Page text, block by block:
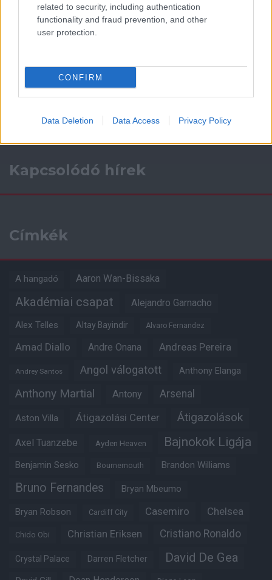
related to security, including authentication
functionality and fraud prevention, and other
user protection.
CONFIRM
Data Deletion Data Access Privacy Policy
Támogatás
Támogasd adományoddal
a ManUtdFanatics.hu működését!
Kapcsolódó hírek
Címkék
A hangadó Aaron Wan-Bissaka
Akadémiai csapat Alejandro Garnacho
Alex Telles Altay Bayindir Alvaro Fernandez
Amad Diallo Andre Onana Andreas Pereira
Andrey Santos Angol válogatott Anthony Elanga
Anthony Martial Antony Arsenal
Aston Villa Átigazolási Center Átigazolások
Axel Tuanzebe Ayden Heaven Bajnokok Ligája
Benjamin Sesko Bournemouth Brandon Williams
Bruno Fernandes Bryan Mbeumo
Bryan Robson Cardiff City Casemiro Chelsea
Chido Obi Christian Eriksen Cristiano Ronaldo
Crystal Palace Darren Fletcher David De Gea